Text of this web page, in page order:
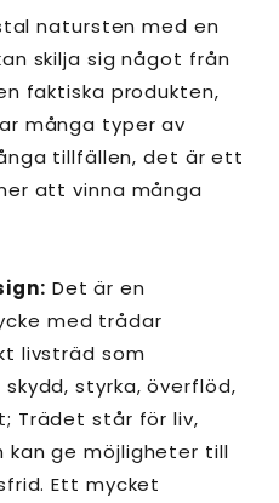
natursten med en
skilja sig något från
faktiska produkten,
många typer av
tillfällen, det är ett
att vinna många
Det är en
med trådar
livsträd som
styrka, överflöd,
Trädet står för liv,
kan ge möjligheter till
Ett mycket